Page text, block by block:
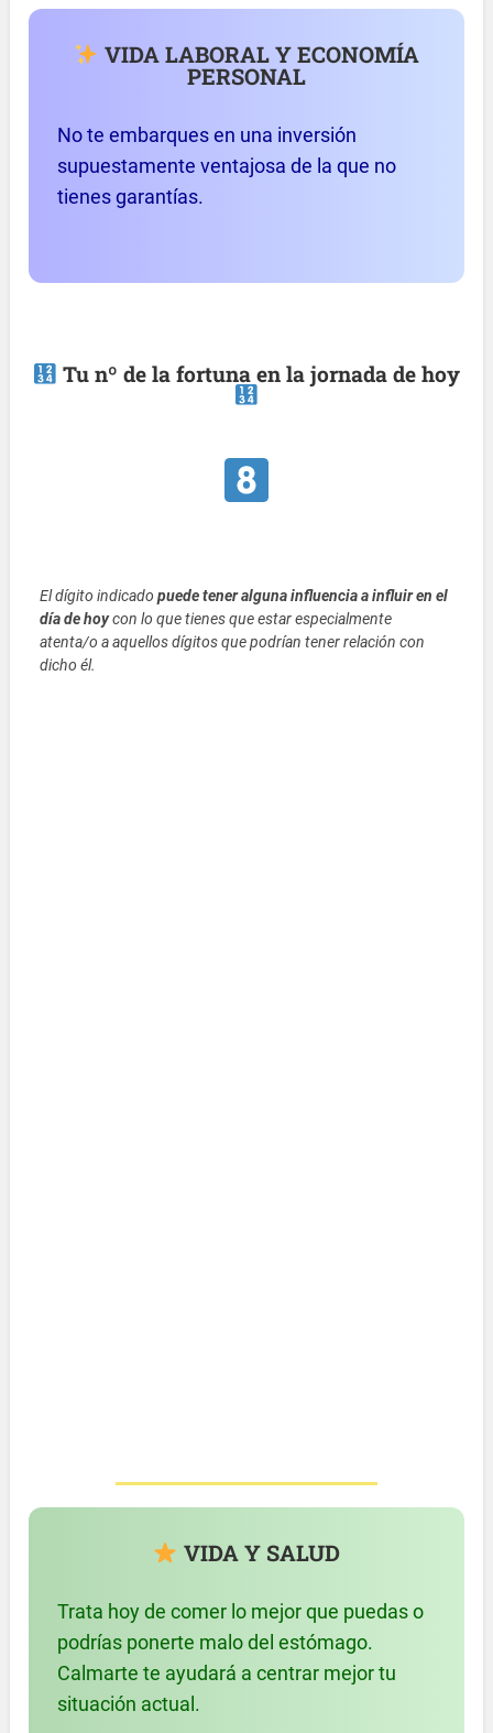
VIDA LABORAL Y ECONOMÍA
PERSONAL
No te embarques en una inversión
supuestamente ventajosa de la que no
tienes garantías.
Tu nº de la fortuna en la jornada de hoy
El dígito indicadopuede tener alguna influencia a influir en el
día de hoycon lo que tienes que estar especialmente
atenta/o a aquellos dígitos que podrían tener relación con
dicho él.
VIDA Y SALUD
Trata hoy de comer lo mejor que puedas o
podrías ponerte malo del estómago.
Calmarte te ayudará a centrar mejor tu
situación actual.